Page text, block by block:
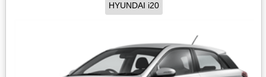
HYUNDAI i20